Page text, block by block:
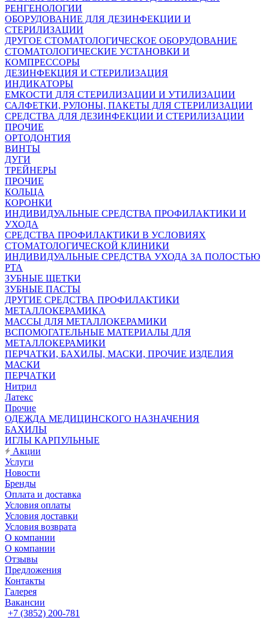
РЕНГЕНОЛОГИИ
ОБОРУДОВАНИЕ ДЛЯ ДЕЗИНФЕКЦИИ И
СТЕРИЛИЗАЦИИ
ДРУГОЕ СТОМАТОЛОГИЧЕСКОЕ ОБОРУДОВАНИЕ
СТОМАТОЛОГИЧЕСКИЕ УСТАНОВКИ И
КОМПРЕССОРЫ
ДЕЗИНФЕКЦИЯ И СТЕРИЛИЗАЦИЯ
ИНДИКАТОРЫ
ЕМКОСТИ ДЛЯ СТЕРИЛИЗАЦИИ И УТИЛИЗАЦИИ
САЛФЕТКИ, РУЛОНЫ, ПАКЕТЫ ДЛЯ СТЕРИЛИЗАЦИИ
СРЕДСТВА ДЛЯ ДЕЗИНФЕКЦИИ И СТЕРИЛИЗАЦИИ
ПРОЧИЕ
ОРТОДОНТИЯ
ВИНТЫ
ДУГИ
ТРЕЙНЕРЫ
ПРОЧИЕ
КОЛЬЦА
КОРОНКИ
ИНДИВИДУАЛЬНЫЕ СРЕДСТВА ПРОФИЛАКТИКИ И
УХОДА
СРЕДСТВА ПРОФИЛАКТИКИ В УСЛОВИЯХ
СТОМАТОЛОГИЧЕСКОЙ КЛИНИКИ
ИНДИВИДУАЛЬНЫЕ СРЕДСТВА УХОДА ЗА ПОЛОСТЬЮ
РТА
ЗУБНЫЕ ЩЕТКИ
ЗУБНЫЕ ПАСТЫ
ДРУГИЕ СРЕДСТВА ПРОФИЛАКТИКИ
МЕТАЛЛОКЕРАМИКА
МАССЫ ДЛЯ МЕТАЛЛОКЕРАМИКИ
ВСПОМОГАТЕЛЬНЫЕ МАТЕРИАЛЫ ДЛЯ
МЕТАЛЛОКЕРАМИКИ
ПЕРЧАТКИ, БАХИЛЫ, МАСКИ, ПРОЧИЕ ИЗДЕЛИЯ
МАСКИ
ПЕРЧАТКИ
Нитрил
Латекс
Прочие
ОДЕЖДА МЕДИЦИНСКОГО НАЗНАЧЕНИЯ
БАХИЛЫ
ИГЛЫ КАРПУЛЬНЫЕ
Акции
Услуги
Новости
Бренды
Оплата и доставка
Условия оплаты
Условия доставки
Условия возврата
О компании
О компании
Отзывы
Предложения
Контакты
Галерея
Вакансии
+7 (3852) 200-781